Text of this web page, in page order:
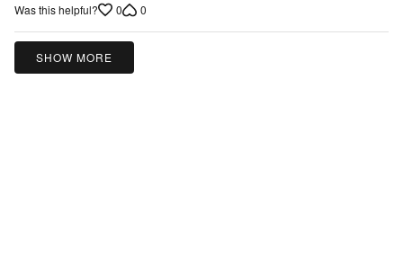
out
of
Was this helpful? 0 0
SHOW MORE